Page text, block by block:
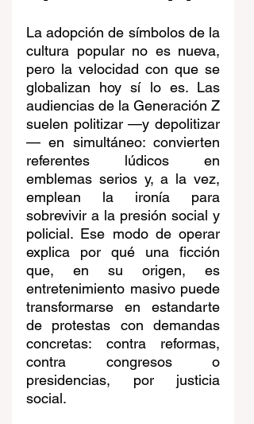
La adopción de símbolos de la
cultura popular no es nueva,
pero la velocidad con que se
globalizan hoy sí lo es. Las
audiencias de la Generación Z
suelen politizar —y depolitizar
— en simultáneo: convierten
referentes lúdicos en
emblemas serios y, a la vez,
emplean la ironía para
sobrevivir a la presión social y
policial. Ese modo de operar
explica por qué una ficción
que, en su origen, es
entretenimiento masivo puede
transformarse en estandarte
de protestas con demandas
concretas: contra reformas,
contra congresos o
presidencias, por justicia
social.